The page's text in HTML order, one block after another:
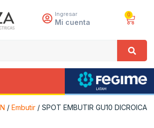
Ingresar
Mi cuenta
0
/ Embutir / SPOT EMBUTIR GU10 DICROICA